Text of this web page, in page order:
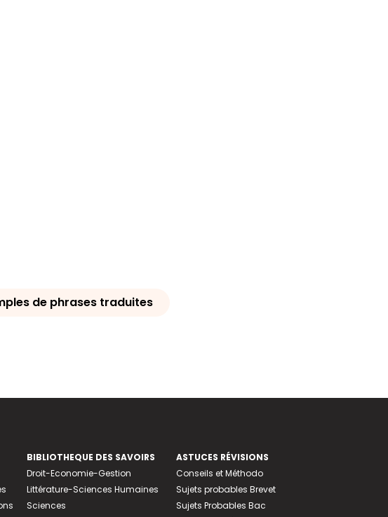
de phrases traduites
BIBLIOTHEQUE DES SAVOIRS
Droit-Economie-Gestion
Littérature-Sciences Humaines
Sciences
ASTUCES RÉVISIONS
Conseils et Méthodo
Sujets probables Brevet
Sujets Probables Bac